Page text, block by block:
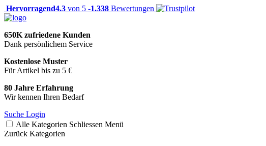
Hervorragend4.3 von 5 -1.338 Bewertungen
650K zufriedene Kunden
Dank persönlichem Service
Kostenlose Muster
Für Artikel bis zu 5 €
80 Jahre Erfahrung
Wir kennen Ihren Bedarf
Suche Login
Alle Kategorien Schliessen Menü
Zurück Kategorien